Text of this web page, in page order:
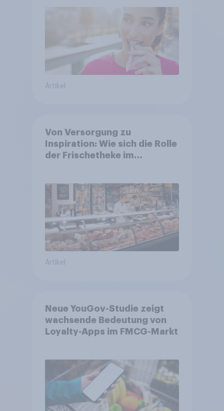
Artikel
Von Versorgung zu
Inspiration: Wie sich die Rolle
der Frischetheke im
Artikel
Neue YouGov-Studie zeigt
wachsende Bedeutung von
Loyalty-Apps im FMCG-Markt